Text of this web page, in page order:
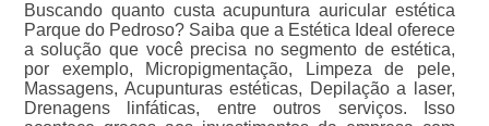
Buscando quanto custa acupuntura auricular estética
Parque do Pedroso? Saiba que a Estética Ideal oferece
a solução que você precisa no segmento de estética,
por exemplo, Micropigmentação, Limpeza de pele,
Massagens, Acupunturas estéticas, Depilação a laser,
Drenagens linfáticas, entre outros serviços. Isso